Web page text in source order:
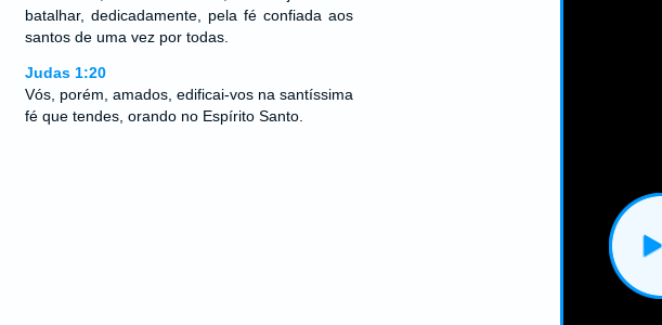
batalhar, dedicadamente, pela fé confiada aos
santos de uma vez por todas.
Judas 1:20
Vós, porém, amados, edificai-vos na santíssima
fé que tendes, orando no Espírito Santo.